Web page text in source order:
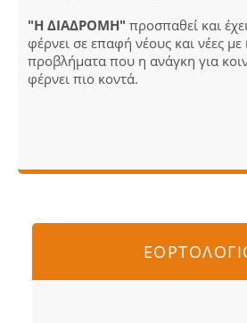
"Η ΔΙΑΔΡΟΜΗ" προσπαθεί και
φέρνει σε επαφή νέους και νέες με
προβλήματα που η ανάγκη για
φέρνει πιο κοντά.